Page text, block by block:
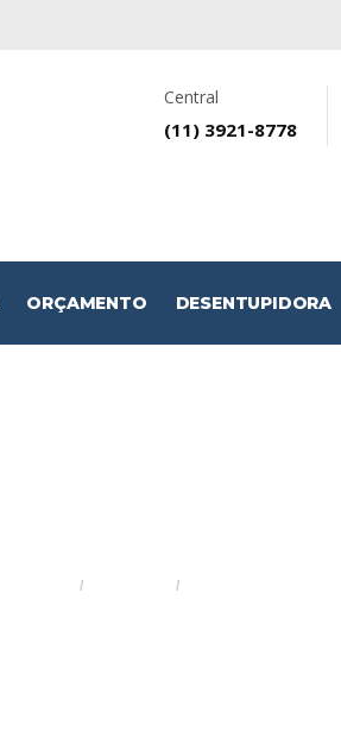
Central
(11) 3921-8778
ORÇAMENTO DESENTUPIDORA